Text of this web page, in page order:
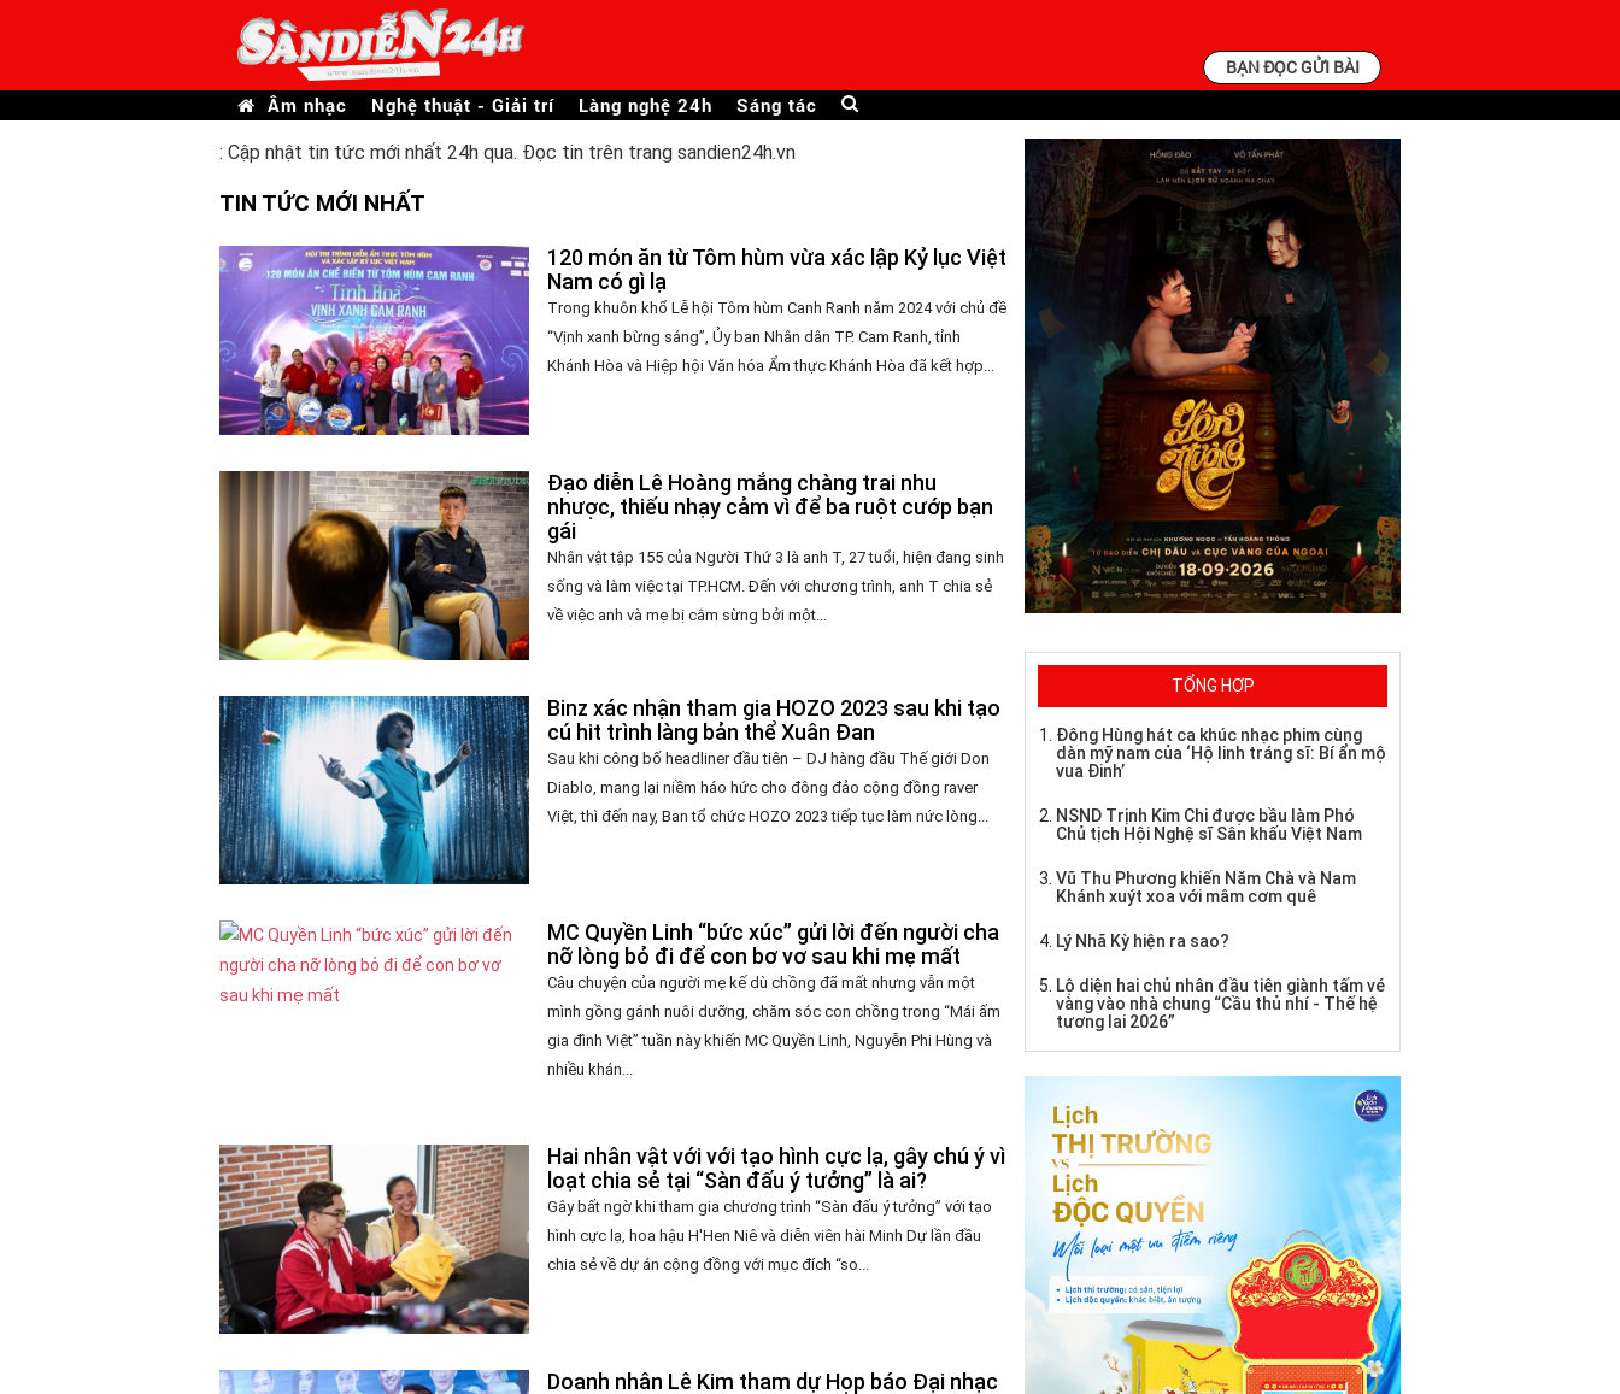
BẠN ĐỌC GỬI BÀI
Âm nhạc Nghệ thuật - Giải trí Làng nghệ 24h Sáng tác
: Cập nhật tin tức mới nhất 24h qua. Đọc tin trên trang sandien24h.vn
TIN TỨC MỚI NHẤT
120 món ăn từ Tôm hùm vừa xác lập Kỷ lục Việt
Nam có gì lạ
Trong khuôn khổ Lễ hội Tôm hùm Canh Ranh năm 2024 với chủ đề
“Vịnh xanh bừng sáng”, Ủy ban Nhân dân TP. Cam Ranh, tỉnh
Khánh Hòa và Hiệp hội Văn hóa Ẩm thực Khánh Hòa đã kết hợp...
Đạo diễn Lê Hoàng mắng chàng trai nhu
nhược, thiếu nhạy cảm vì để ba ruột cướp bạn
gái
Nhân vật tập 155 của Người Thứ 3 là anh T, 27 tuổi, hiện đang sinh
sống và làm việc tại TP.HCM. Đến với chương trình, anh T chia sẻ
về việc anh và mẹ bị cắm sừng bởi một...
Binz xác nhận tham gia HOZO 2023 sau khi tạo
cú hit trình làng bản thể Xuân Đan
Sau khi công bố headliner đầu tiên – DJ hàng đầu Thế giới Don
Diablo, mang lại niềm háo hức cho đông đảo cộng đồng raver
Việt, thì đến nay, Ban tổ chức HOZO 2023 tiếp tục làm nức lòng...
MC Quyền Linh “bức xúc” gửi lời đến người cha
nỡ lòng bỏ đi để con bơ vơ sau khi mẹ mất
Câu chuyện của người mẹ kế dù chồng đã mất nhưng vẫn một
mình gồng gánh nuôi dưỡng, chăm sóc con chồng trong “Mái ấm
gia đình Việt” tuần này khiến MC Quyền Linh, Nguyễn Phi Hùng và
nhiều khán...
Hai nhân vật với với tạo hình cực lạ, gây chú ý vì
loạt chia sẻ tại “Sàn đấu ý tưởng” là ai?
Gây bất ngờ khi tham gia chương trình “Sàn đấu ý tưởng” với tạo
hình cực lạ, hoa hậu H'Hen Niê và diễn viên hài Minh Dự lần đầu
chia sẻ về dự án cộng đồng với mục đích “so...
Doanh nhân Lê Kim tham dự Họp báo Đại nhạc
TỔNG HỢP
Đông Hùng hát ca khúc nhạc phim cùng
dàn mỹ nam của ‘Hộ linh tráng sĩ: Bí ẩn mộ
vua Đinh’
NSND Trịnh Kim Chi được bầu làm Phó
Chủ tịch Hội Nghệ sĩ Sân khấu Việt Nam
Vũ Thu Phương khiến Năm Chà và Nam
Khánh xuýt xoa với mâm cơm quê
Lý Nhã Kỳ hiện ra sao?
Lộ diện hai chủ nhân đầu tiên giành tấm vé
vàng vào nhà chung “Cầu thủ nhí - Thế hệ
tương lai 2026”